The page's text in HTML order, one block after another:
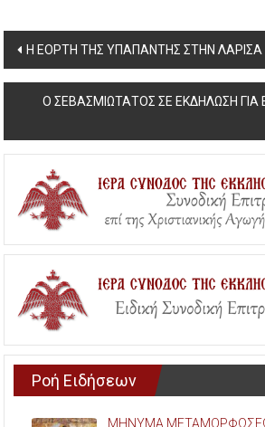
Post
navigation
H ΕΟΡΤΗ ΤΗΣ ΥΠΑΠΑΝΤΗΣ ΣΤΗΝ ΛΑΡΙΣΑ
Ο ΣΕΒΑΣΜΙΩΤΑΤΟΣ ΣΕ ΕΚΔΗΛΩΣΗ ΓΙΑ
Ροή Ειδήσεων
ΜΗΝΥΜΑ